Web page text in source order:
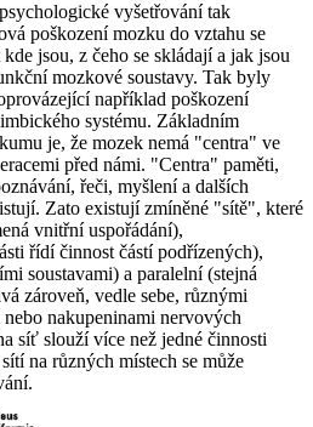
vyšetřování tak
poškození mozku do vztahu se
jsou, z čeho se skládají a jak jsou
mozkové soustavy. Tak byly
například poškození
systému. Základním
je, že mozek nemá "centra" ve
před námi. "Centra" paměti,
řeči, myšlení a dalších
Zato existují zmíněné "sítě", které
vnitřní uspořádání),
řídí činnost částí podřízených),
soustavami) a paralelní (stejná
zároveň, vedle sebe, různými
nakupeninami nervových
síť slouží více než jedné činnosti
na různých místech se může